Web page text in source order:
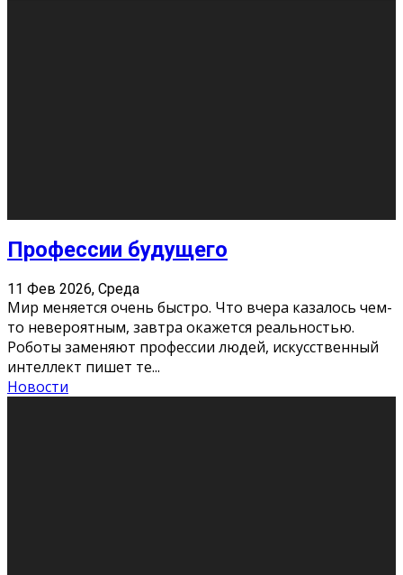
Как бороться со стрессом
11 Фев 2026, Среда
Стресс – нормальная реакция организма, когда
факторов, воздействующих на твой организм
больше, чем ресурсов. Есть советы, как бороться со
стрессовым состояни
Новости